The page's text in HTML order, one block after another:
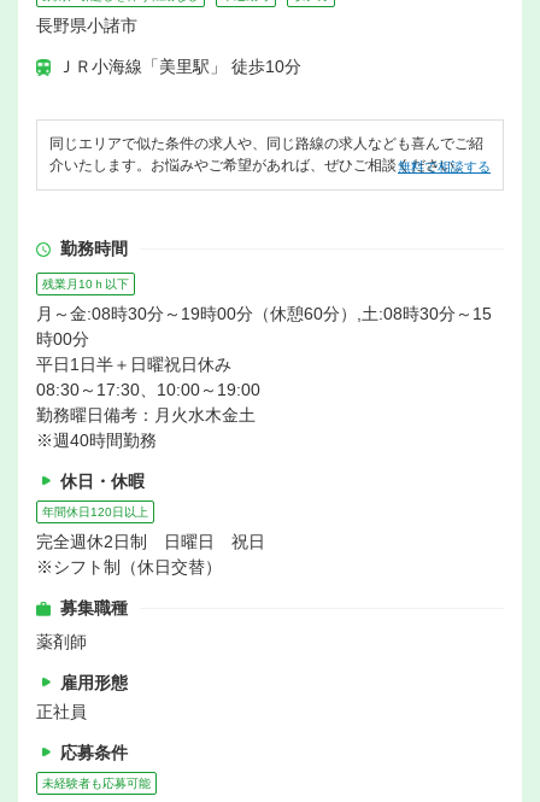
長野県小諸市
ＪＲ小海線「美里駅」 徒歩10分
同じエリアで似た条件の求人や、同じ路線の求人なども喜んでご紹
介いたします。お悩みやご希望があれば、ぜひご相談ください。
無料で相談する
勤務時間
残業月10ｈ以下
月～金:08時30分～19時00分（休憩60分）,土:08時30分～15
時00分
平日1日半＋日曜祝日休み
08:30～17:30、10:00～19:00
勤務曜日備考：月火水木金土
※週40時間勤務
休日・休暇
年間休日120日以上
完全週休2日制 日曜日 祝日
※シフト制（休日交替）
募集職種
薬剤師
雇用形態
正社員
応募条件
未経験者も応募可能